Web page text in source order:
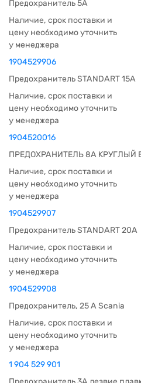
Предохранитель 5А
Наличие, срок поставки и
цену необходимо уточнить
у менеджера
1904529906
Предохранитель STANDART 15A
Наличие, срок поставки и
цену необходимо уточнить
у менеджера
1904520016
ПРЕДОХРАНИТЕЛЬ 8А КРУГЛЫЙ
Наличие, срок поставки и
цену необходимо уточнить
у менеджера
1904529907
Предохранитель STANDART 20A
Наличие, срок поставки и
цену необходимо уточнить
у менеджера
1904529908
Предохранитель, 25 A Scania
Наличие, срок поставки и
цену необходимо уточнить
у менеджера
1 904 529 901